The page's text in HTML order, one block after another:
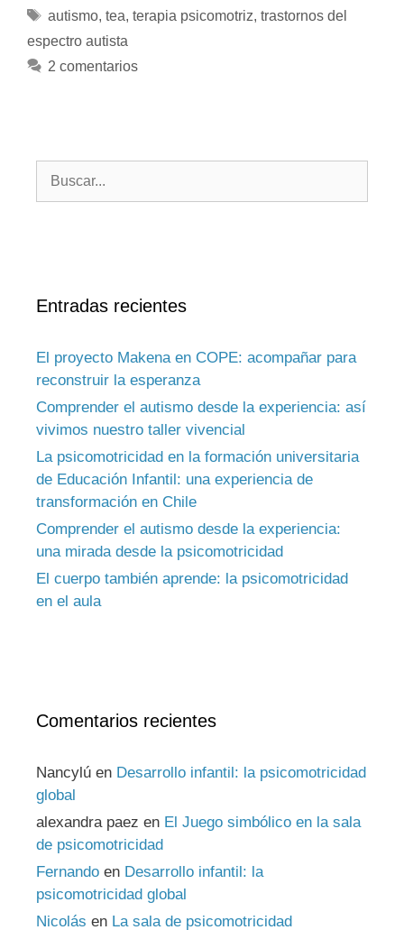
autismo, tea, terapia psicomotriz, trastornos del
espectro autista
2 comentarios
Entradas recientes
El proyecto Makena en COPE: acompañar para
reconstruir la esperanza
Comprender el autismo desde la experiencia: así
vivimos nuestro taller vivencial
La psicomotricidad en la formación universitaria
de Educación Infantil: una experiencia de
transformación en Chile
Comprender el autismo desde la experiencia:
una mirada desde la psicomotricidad
El cuerpo también aprende: la psicomotricidad
en el aula
Comentarios recientes
Nancylú en Desarrollo infantil: la psicomotricidad
global
alexandra paez en El Juego simbólico en la sala
de psicomotricidad
Fernando en Desarrollo infantil: la
psicomotricidad global
Nicolás en La sala de psicomotricidad